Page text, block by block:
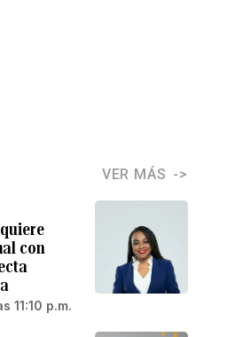
VER MÁS
con
11:10 p.m.